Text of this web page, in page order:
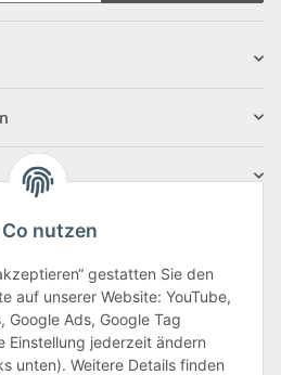
nutzen
gestatten Sie den
auf unserer Website: YouTube,
Google Ads, Google Tag
Einstellung jederzeit ändern
unten). Weitere Details finden